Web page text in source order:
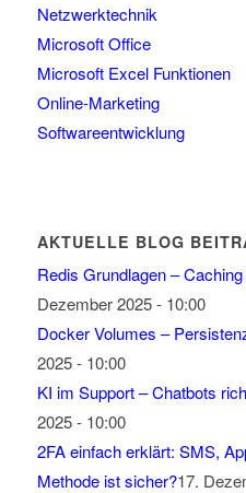
Netzwerktechnik
Microsoft Office
Microsoft Excel Funktionen
Online-Marketing
Softwareentwicklung
AKTUELLE BLOG
Redis Grundlagen –
Dezember 2025 - 10:00
Docker Volumes –
2025 - 10:00
KI im Support – Chatbots
2025 - 10:00
2FA einfach erklärt: SMS,
Methode ist sicher?17.